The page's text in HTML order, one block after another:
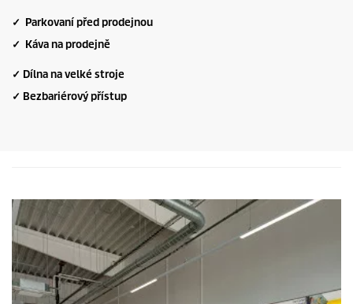
✓ Parkovaní před prodejnou
✓ Káva na prodejně
✓ Dílna na velké stroje
✓ Bezbariérový přístup